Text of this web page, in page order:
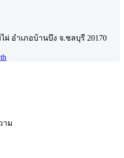
ผ่ อำเภอบ้านบึง จ.ชลบุรี 20170
าม